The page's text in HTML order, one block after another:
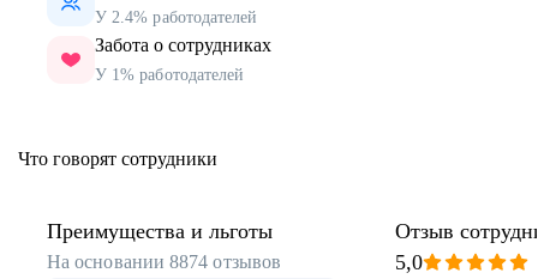
У 2.4% работодателей
Забота о сотрудниках
У 1% работодателей
Что говорят сотрудники
Преимущества и льготы
На основании8874 отзывов
Отзыв
5,0